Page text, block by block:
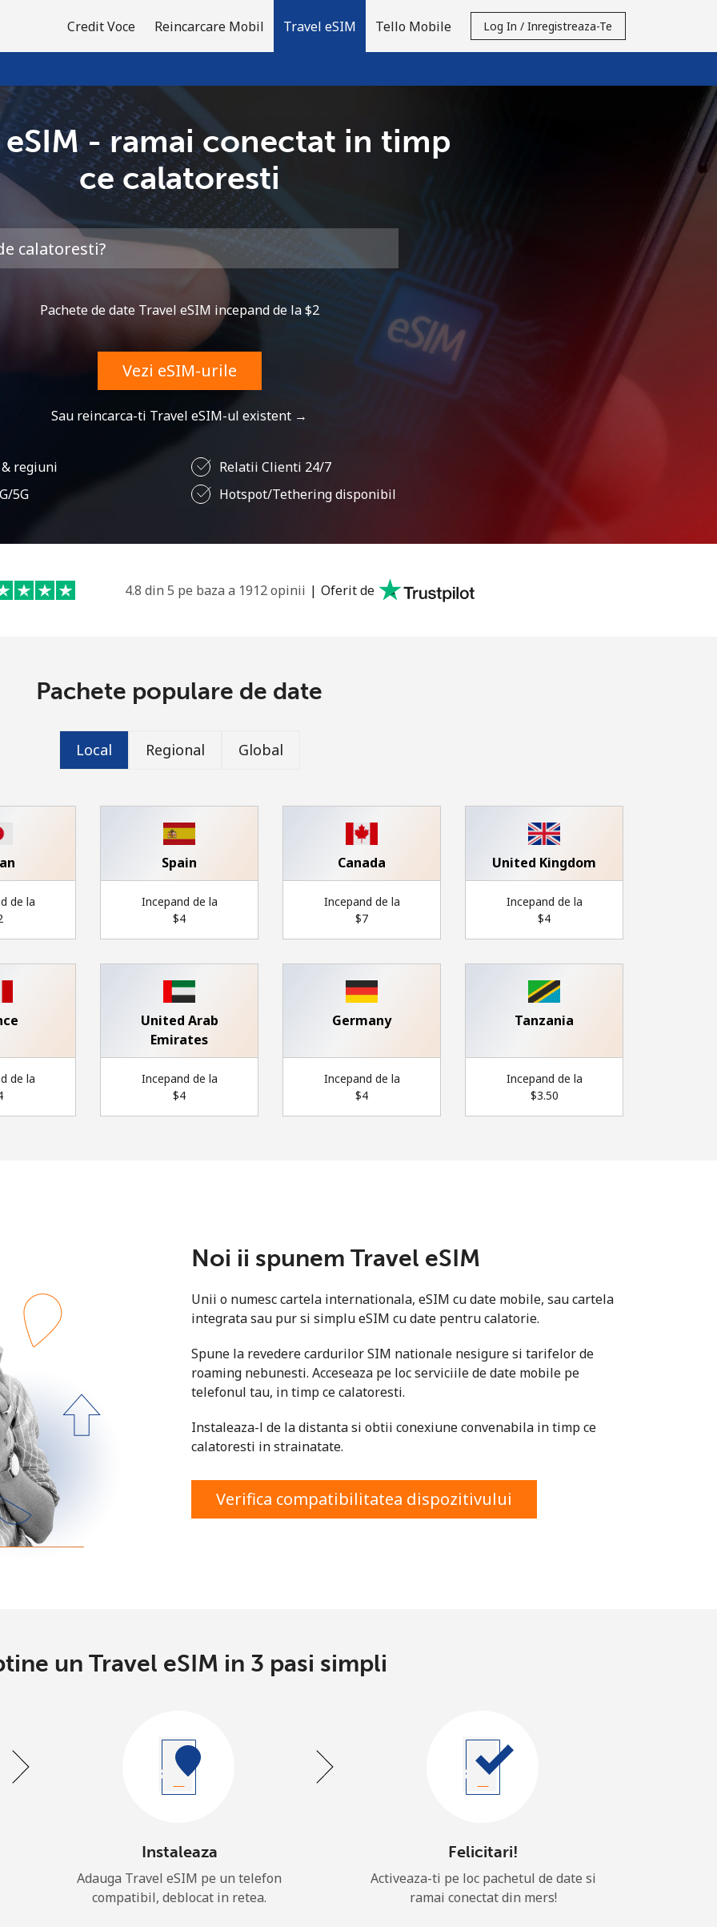
Credit Voce Reincarcare Mobil Travel eSIM Tello Mobile Log In / Inregistreaza-Te
Bine-ai venit!
Ai deja cont?Logheaza-te →
Inregistreaza-te cu
sau
Minim 8 litere
O majuscula si o litera mica
Un simbol/litera speciala
Ramai conectat cu noi pentru a primi toate ofertele
pe email.
Inregistreaza-te
Buna!
Recuperare parola →
Log in
eSIM - ramai conectat in timp
ce calatoresti
Pachete de date Travel eSIM incepand de la ⁦$2⁩
Vezi eSIM-urile
Sau reincarca-ti Travel eSIM-ul existent →
regiuni
Relatii Clienti 24/7
5G
Hotspot/Tethering disponibil
4.8 din 5 pe baza a 1912 opinii | Oferit de
Pachete populare de date
Local Regional Global
de la
Spain
Incepand de la
⁦$4⁩
Canada
Incepand de la
⁦$7⁩
United Kingdom
Incepand de la
⁦$4⁩
de la
United Arab
Emirates
Incepand de la
⁦$4⁩
Germany
Incepand de la
⁦$4⁩
Tanzania
Incepand de la
⁦$3.50⁩
Noi ii spunem Travel eSIM
Unii o numesc cartela internationala, eSIM cu date mobile, sau cartela
integrata sau pur si simplu eSIM cu date pentru calatorie.
Spune la revedere cardurilor SIM nationale nesigure si tarifelor de
roaming nebunesti. Acceseaza pe loc serviciile de date mobile pe
telefonul tau, in timp ce calatoresti.
Instaleaza-l de la distanta si obtii conexiune convenabila in timp ce
calatoresti in strainatate.
Verifica compatibilitatea dispozitivului
un Travel eSIM in 3 pasi simpli
Instaleaza
Adauga Travel eSIM pe un telefon
compatibil, deblocat in retea.
Felicitari!
Activeaza-ti pe loc pachetul de date si
ramai conectat din mers!